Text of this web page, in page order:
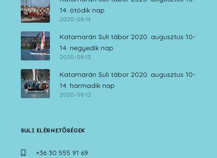
14. ötödik nap
2020-08-14
Katamarán Suli tábor 2020. augusztus 10-
14. negyedik nap
2020-08-13
Katamarán Suli tábor 2020. augusztus 10-
14. harmadik nap
2020-08-12
SULI ELÉRHETŐSÉGEK
+36 30 555 91 69